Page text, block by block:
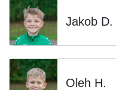
Jakob D.
Oleh H.